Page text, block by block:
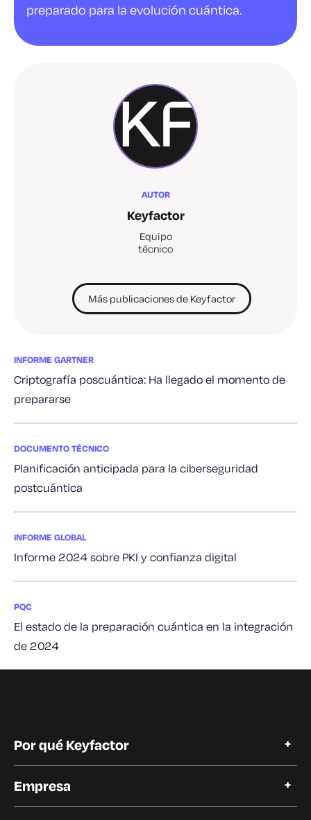
preparado para la evolución cuántica.
AUTOR
Keyfactor
Equipo
técnico
Más publicaciones de Keyfactor
INFORME GARTNER
Criptografía poscuántica: Ha llegado el momento de
prepararse
DOCUMENTO TÉCNICO
Planificación anticipada para la ciberseguridad
postcuántica
INFORME GLOBAL
Informe 2024 sobre PKI y confianza digital
PQC
El estado de la preparación cuántica en la integración
de 2024
Por qué Keyfactor
Historias de clientes
Empresa